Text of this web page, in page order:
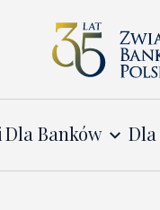
Dla Banków